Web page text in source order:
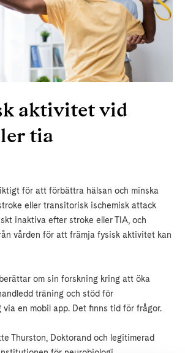
aktivitet vid
tia
för att förbättra hälsan och minska
eller transitorisk ischemisk attack
inaktiva efter stroke eller TIA, och
vården för att främja fysisk aktivitet kan
om sin forskning kring att öka
träning och stöd för
via en mobil app. Det finns tid för frågor.
Thurston, Doktorand och legitimerad